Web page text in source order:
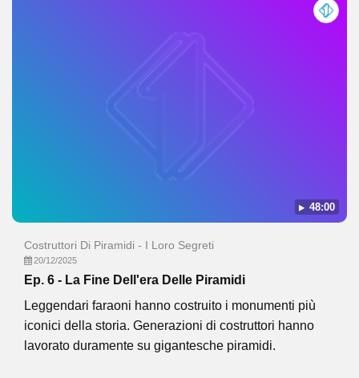
48:00
Costruttori Di Piramidi - I Loro Segreti
20/12/2025
Ep. 6 - La Fine Dell'era Delle Piramidi
Leggendari faraoni hanno costruito i monumenti più
iconici della storia. Generazioni di costruttori hanno
lavorato duramente su gigantesche piramidi.